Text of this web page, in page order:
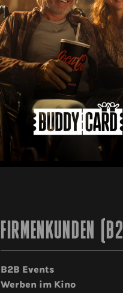
FIRMENKUNDEN
B2B Events
Werben im Kino